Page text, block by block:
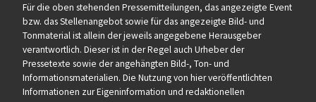
Für die oben stehenden Pressemitteilungen, das angezeigte Event
bzw. das Stellenangebot sowie für das angezeigte Bild- und
Tonmaterial ist allein der jeweils angegebene Herausgeber
verantwortlich. Dieser ist in der Regel auch Urheber der
Pressetexte sowie der angehängten Bild-, Ton- und
Informationsmaterialien. Die Nutzung von hier veröffentlichten
Informationen zur Eigeninformation und redaktionellen